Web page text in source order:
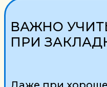
ориентируется не
агрономические
рассматривает сад как
недвижимости и